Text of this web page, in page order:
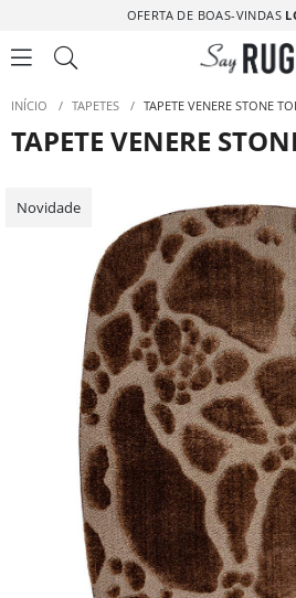
OFERTA DE BOAS-VINDAS
INÍCIO / TAPETES / TAPETE VENERE STONE
TAPETE VENERE
Novidade